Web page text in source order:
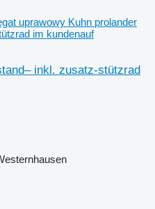
uprawowy Kuhn prolander
im kundenauf
inkl. zusatz-stützrad